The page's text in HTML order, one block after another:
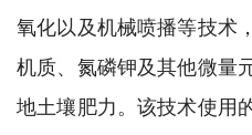
氧化以及机械喷播等技术
机质、氮磷钾及其他微量
地土壤肥力。该技术使用